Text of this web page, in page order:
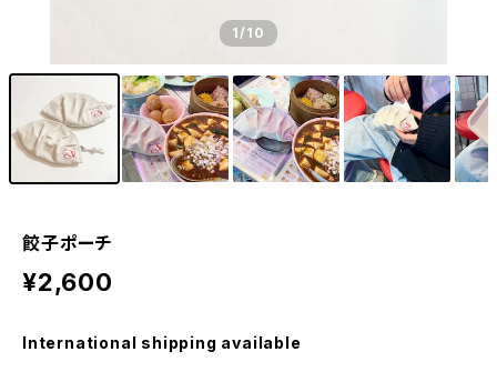
1/10
餃子ポーチ
¥2,600
International shipping available